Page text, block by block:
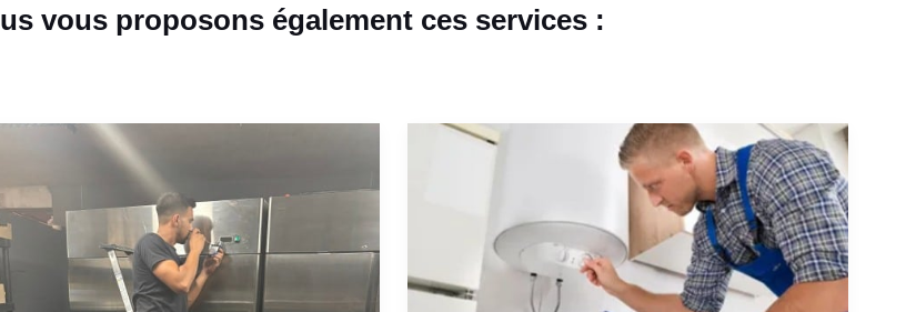
vous proposons également ces services :